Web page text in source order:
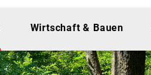
Wirtschaft & Bauen